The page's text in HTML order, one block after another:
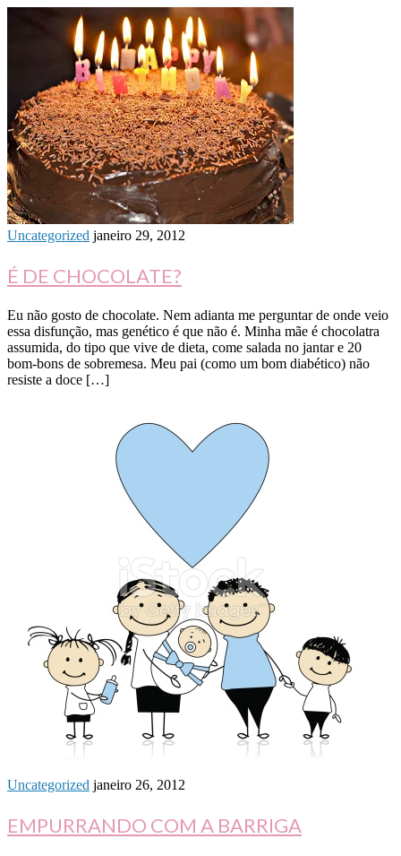
Uncategorized janeiro 29, 2012
É DE CHOCOLATE?
Eu não gosto de chocolate. Nem adianta me perguntar de onde veio
essa disfunção, mas genético é que não é. Minha mãe é chocolatra
assumida, do tipo que vive de dieta, come salada no jantar e 20
bom-bons de sobremesa. Meu pai (como um bom diabético) não
resiste a doce […]
Uncategorized janeiro 26, 2012
EMPURRANDO COM A BARRIGA